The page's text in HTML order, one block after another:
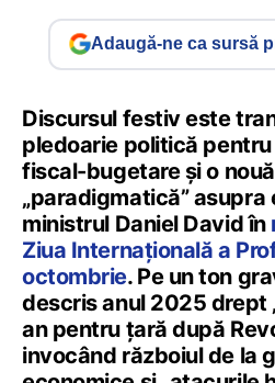
Adaugă-ne ca sursă
Discursul festiv este
pledoarie politică
fiscal-bugetare și o
„paradigmatică”
ministrul Daniel David în
Ziua Internațională a
octombrie. Pe un ton
descris anul 2025 drept
an pentru țară după
invocând războiul de la